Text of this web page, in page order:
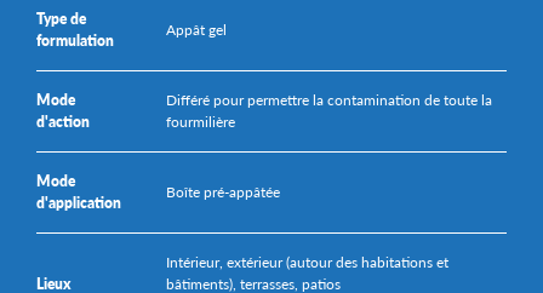
Type de
formulation
Appât gel
Mode
d'action
Différé pour permettre la contamination de toute la
fourmilière
Mode
d'application
Boîte pré-appâtée
Lieux
Intérieur, extérieur (autour des habitations et
bâtiments), terrasses, patios